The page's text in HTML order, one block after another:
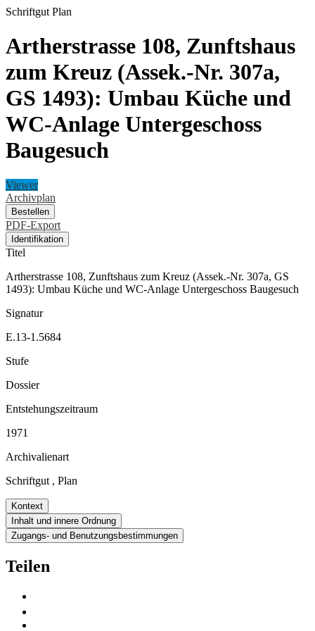
Schriftgut Plan
Artherstrasse 108, Zunftshaus
zum Kreuz (Assek.-Nr. 307a,
GS 1493): Umbau Küche und
WC-Anlage Untergeschoss
Baugesuch
Viewer
Archivplan
Bestellen
PDF-Export
Identifikation
Titel
Artherstrasse 108, Zunftshaus zum Kreuz (Assek.-Nr. 307a, GS
1493): Umbau Küche und WC-Anlage Untergeschoss Baugesuch
Signatur
E.13-1.5684
Stufe
Dossier
Entstehungszeitraum
1971
Archivalienart
Schriftgut , Plan
Kontext
Inhalt und innere Ordnung
Zugangs- und Benutzungsbestimmungen
Teilen